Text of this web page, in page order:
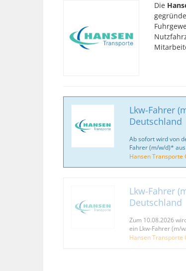
Die
Lkw-Fahrer
Deutschland
Ab sofort wird von
Fahrer (m/w/d)*
Hansen Transporte
Lkw-Fahrer
Deutschland
Zum 10.08.2026
ein Lkw-Fahrer (m/
Hansen Transporte